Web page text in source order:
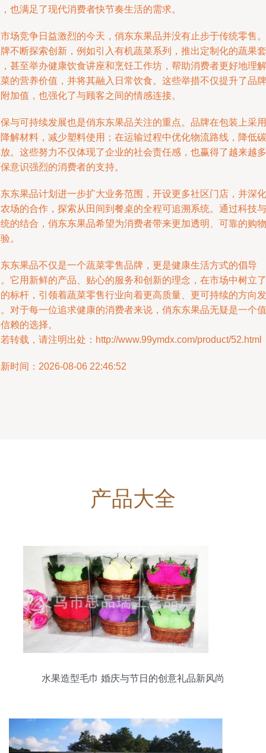
也满足了现代消费者快节奏生活的需求。
场竞争日益激烈的今天，俏东东果品并没有止步于传统零售。
不断探索创新，例如引入有机蔬菜系列，推出定制化的蔬果套
甚至举办健康饮食讲座和烹饪工作坊，帮助消费者更好地理解
的营养价值，并将其融入日常饮食。这些举措不仅提升了品牌
加值，也强化了与顾客之间的情感连接。
与可持续发展也是俏东东果品关注的重点。品牌在包装上采用
解材料，减少塑料使用；在运输过程中优化物流路线，降低碳
。这些努力不仅体现了企业的社会责任感，也赢得了越来越多
意识强烈的消费者的支持。
东果品计划进一步扩大业务范围，开设更多社区门店，并深化
场的合作，探索从田间到餐桌的全程可追溯系统。通过科技与
的结合，俏东东果品希望为消费者带来更加透明、可靠的购物
。
东果品不仅是一个蔬菜零售品牌，更是健康生活方式的倡导
它用新鲜的产品、贴心的服务和创新的理念，在市场中树立了
标杆，引领着蔬菜零售行业向着更高质量、更可持续的方向发
对于每一位追求健康的消费者来说，俏东东果品无疑是一个值
赖的选择。
转载，请注明出处：http://www.99ymdx.com/product/52.html
时间：2026-08-06 22:46:52
产品大全
水果造型毛巾 婚庆与节日的创意礼品新风尚